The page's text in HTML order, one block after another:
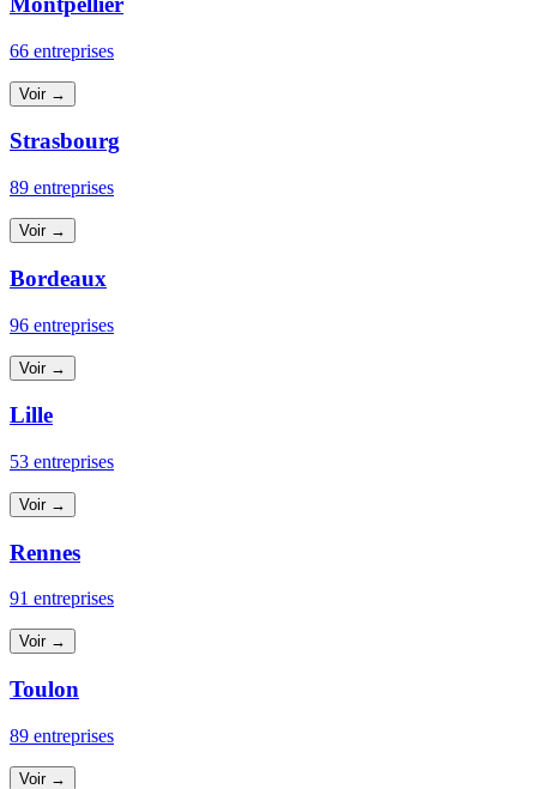
66 entreprises
Voir →
Strasbourg
89 entreprises
Voir →
Bordeaux
96 entreprises
Voir →
Lille
53 entreprises
Voir →
Rennes
91 entreprises
Voir →
Toulon
89 entreprises
Voir →